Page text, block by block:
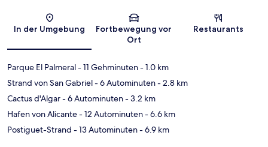
Karte
In der Umgebung
Fortbewegung vor
Ort
Restaurants
Parque El Palmeral- 11 Gehminuten- 1.0 km
Strand von San Gabriel- 6 Autominuten- 2.8 km
Cactus d'Algar- 6 Autominuten- 3.2 km
Hafen von Alicante- 12 Autominuten- 6.6 km
Postiguet-Strand - 13 Autominuten- 6.9 km